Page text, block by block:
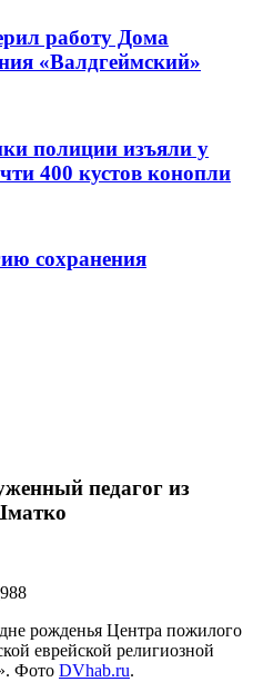
работу Дома
«Валдгеймский»
полиции изъяли у
400 кустов конопли
сохранения
педагог из
рожденья Центра пожилого
еврейской религиозной
Фото DVhab.ru.